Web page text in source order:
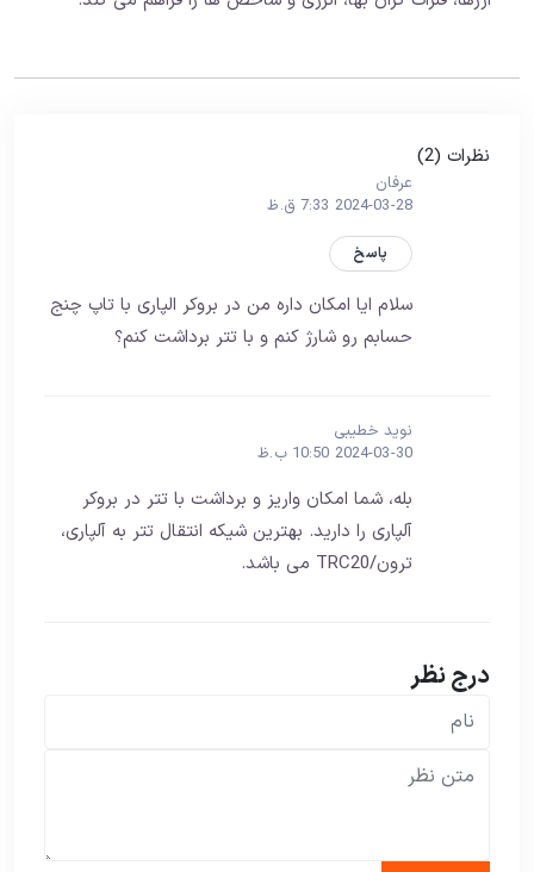
نظرات (2)
عرفان
2024-03-28 7:33 ق.ظ
پاسخ
سلام ایا امکان داره من در بروکر الپاری با تاپ چنج
حسابم رو شارژ کنم و با تتر برداشت کنم؟
نوید خطیبی
2024-03-30 10:50 ب.ظ
بله، شما امکان واریز و برداشت با تتر در بروکر
آلپاری را دارید. بهترین شیکه انتقال تتر به آلپاری،
ترون/TRC20 می باشد.
درج نظر